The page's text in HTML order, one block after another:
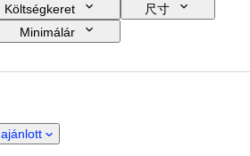
Költségkeret
尺寸
Minimálár
Korszak
ajánlott